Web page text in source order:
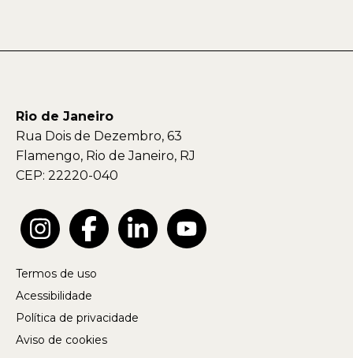
Rio de Janeiro
Rua Dois de Dezembro, 63
Flamengo, Rio de Janeiro, RJ
CEP: 22220-040
Termos de uso
Acessibilidade
Política de privacidade
Aviso de cookies